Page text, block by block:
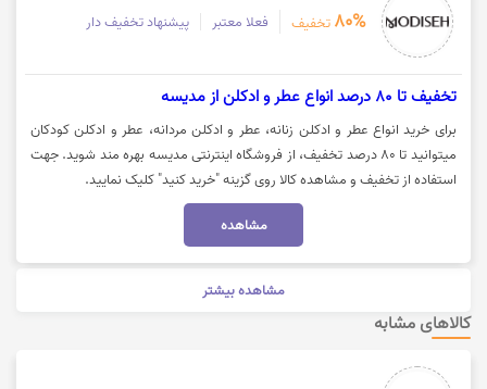
80% تخفیف فعلا معتبر پیشنهاد تخفیف دار
تخفیف تا 80 درصد انواع عطر و ادکلن از مدیسه
برای خرید انواع عطر و ادکلن زنانه، عطر و ادکلن مردانه، عطر و ادکلن کودکان
میتوانید تا 80 درصد تخفیف، از فروشگاه اینترنتی مدیسه بهره مند شوید. جهت
استفاده از تخفیف و مشاهده کالا روی گزینه "خرید کنید" کلیک نمایید.
مشاهده
مشاهده بیشتر
کالاهای مشابه